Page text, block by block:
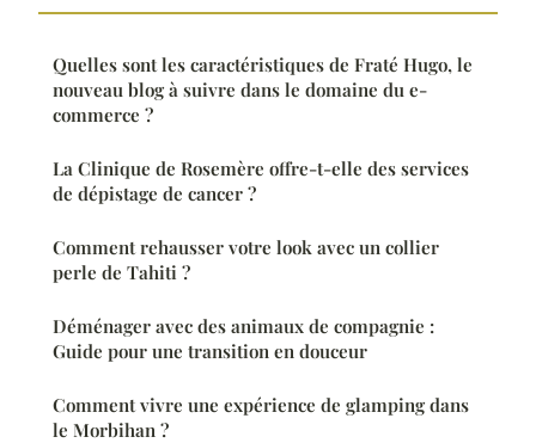
Quelles sont les caractéristiques de Fraté Hugo, le
nouveau blog à suivre dans le domaine du e-
commerce ?
La Clinique de Rosemère offre-t-elle des services
de dépistage de cancer ?
Comment rehausser votre look avec un collier
perle de Tahiti ?
Déménager avec des animaux de compagnie :
Guide pour une transition en douceur
Comment vivre une expérience de glamping dans
le Morbihan ?